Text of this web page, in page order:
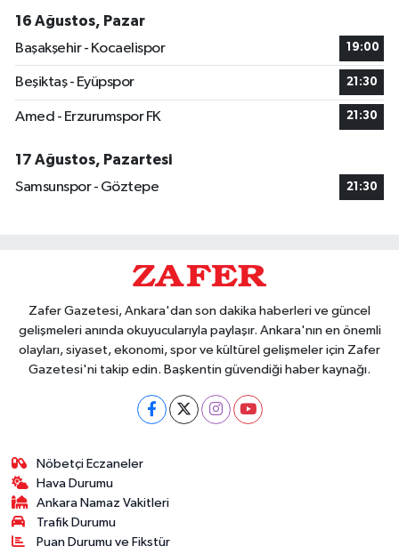
16 Ağustos, Pazar
Başakşehir - Kocaelispor
19:00
Beşiktaş - Eyüpspor 21:30
Amed - Erzurumspor FK 21:30
17 Ağustos, Pazartesi
Samsunspor - Göztepe
21:30
Zafer Gazetesi, Ankara'dan son dakika haberleri ve güncel
gelişmeleri anında okuyucularıyla paylaşır. Ankara'nın en önemli
olayları, siyaset, ekonomi, spor ve kültürel gelişmeler için Zafer
Gazetesi'ni takip edin. Başkentin güvendiği haber kaynağı.
Nöbetçi Eczaneler
Hava Durumu
Ankara Namaz Vakitleri
Trafik Durumu
Puan Durumu ve Fikstür